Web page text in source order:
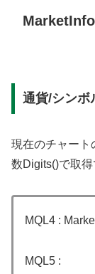
通貨/シンボ
現在のチャート
数Digits()で取得
MQL4 :
MQL5 :